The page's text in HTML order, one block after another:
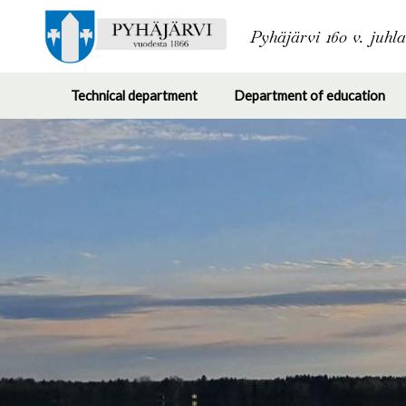
Pyhäjärvi 160 v.
Technical department
Toggle
submenu
Department of education